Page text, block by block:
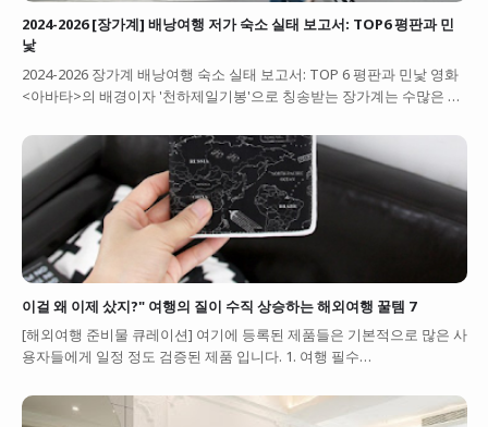
2024-2026 [장가계] 배낭여행 저가 숙소 실태 보고서: TOP6 평판과 민
낯
2024-2026 장가계 배낭여행 숙소 실태 보고서: TOP 6 평판과 민낯 영화
<아바타>의 배경이자 '천하제일기봉'으로 칭송받는 장가계는 수많은 …
이걸 왜 이제 샀지?" 여행의 질이 수직 상승하는 해외여행 꿀템 7
[해외여행 준비물 큐레이션] 여기에 등록된 제품들은 기본적으로 많은 사
용자들에게 일정 정도 검증된 제품 입니다. 1. 여행 필수…